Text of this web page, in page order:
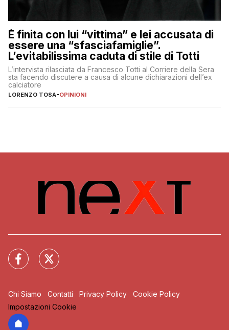
È finita con lui “vittima” e lei accusata di
essere una “sfasciafamiglie”.
L’evitabilissima caduta di stile di Totti
L’intervista rilasciata da Francesco Totti al Corriere della Sera
sta facendo discutere a causa di alcune dichiarazioni dell’ex
calciatore
LORENZO TOSA-OPINIONI
Chi Siamo Contatti Privacy Policy
Cookie Policy
Impostazioni Cookie